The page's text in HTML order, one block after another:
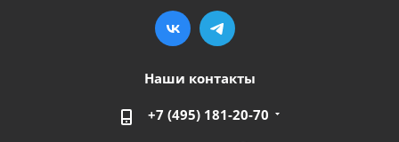
Наши контакты
+7 (495) 181-20-70